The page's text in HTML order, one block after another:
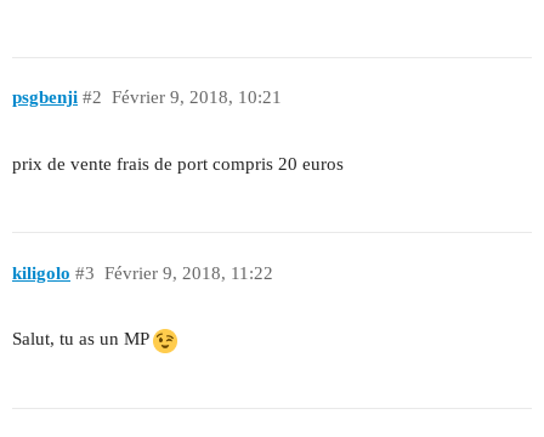
psgbenji Février 9, 2018, 10:21
#2
prix de vente frais de port compris 20 euros
kiligolo Février 9, 2018, 11:22
#3
Salut, tu as un MP